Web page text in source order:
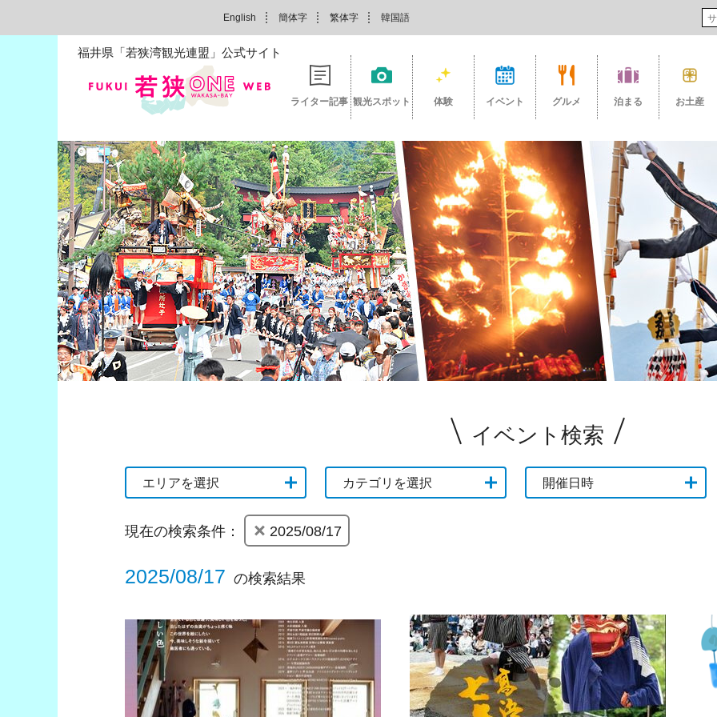
English 簡体字 繁体字 韓国語
福井県「若狭湾観光連盟」公式サイト
ライター記事 観光スポット 体験 イベント グルメ 泊まる お土産
イベント検索
エリアを選択 カテゴリを選択 開催日時
現在の検索条件： 2025/08/17
2025/08/17 の検索結果